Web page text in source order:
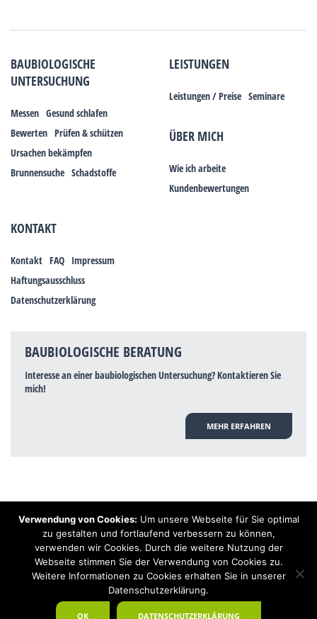
BAUBIOLOGISCHE
UNTERSUCHUNG
Messen Gesund schlafen
Bewerten Prüfen & schützen
Ursachen bekämpfen
Brunnensuche Schadstoffe
LEISTUNGEN
Leistungen / Preise Seminare
ÜBER MICH
Wie ich arbeite
Kundenbewertungen
KONTAKT
Kontakt FAQ Impressum
Haftungsausschluss
Datenschutzerklärung
BAUBIOLOGISCHE BERATUNG
Interesse an einer baubiologischen Untersuchung? Kontaktieren Sie
mich!
MEHR ERFAHREN
Hinweis: Trotz zahlreicher Studien, die einen Zusammenhang zwischen
Elektrosmog und gesundheitlichen Problemen aufzeigen, ist es von der
praktischen Schulmedizin bisher wissenschaftlich nicht anerkannt, dass
Elektrosmog und Erdstrahlen gesundheitliche Auswirkungen haben können.
Ähnliches galt auch über Jahrzehnte für die Akkupunktur und die
Homöopathie. Sie suchen einen Baubiologen? Baubiologe Baldermnn - Ihr
Spezialist für gesunden Schlaf!
Verwendung von Cookies: Um unsere Webseite für Sie optimal
zu gestalten und fortlaufend verbessern zu können,
verwenden wir Cookies. Durch die weitere Nutzung der
Webseite stimmen Sie der Verwendung von Cookies zu.
Weitere Informationen zu Cookies erhalten Sie in unserer
Datenschutzerklärung.
OK DATENSCHUTZERKLÄRUNG